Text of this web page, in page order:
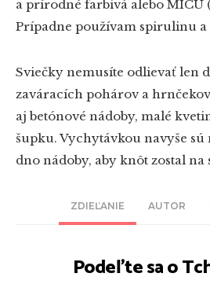
ZDIEĽANIE AUTOR
Podeľte sa o
a prírodné farbivá alebo MICU
Prípadne používam spirulinu
Sviečky nemusíte odlievať len
zaváracích pohárov a
aj betónové nádoby, malé
šupku. Vychytávkou navyše
dno nádoby, aby knôt zostal na